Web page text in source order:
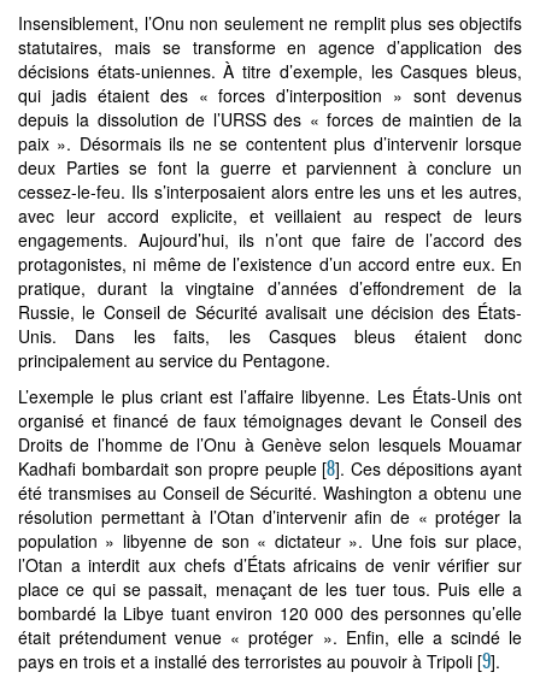
Insensiblement, l’Onu non seulement ne remplit plus ses objectifs
statutaires, mais se transforme en agence d’application des
décisions états-uniennes. À titre d’exemple, les Casques bleus,
qui jadis étaient des « forces d’interposition » sont devenus
depuis la dissolution de l’URSS des « forces de maintien de la
paix ». Désormais ils ne se contentent plus d’intervenir lorsque
deux Parties se font la guerre et parviennent à conclure un
cessez-le-feu. Ils s’interposaient alors entre les uns et les autres,
avec leur accord explicite, et veillaient au respect de leurs
engagements. Aujourd’hui, ils n’ont que faire de l’accord des
protagonistes, ni même de l’existence d’un accord entre eux. En
pratique, durant la vingtaine d’années d’effondrement de la
Russie, le Conseil de Sécurité avalisait une décision des États-
Unis. Dans les faits, les Casques bleus étaient donc
principalement au service du Pentagone.
L’exemple le plus criant est l’affaire libyenne. Les États-Unis ont
organisé et financé de faux témoignages devant le Conseil des
Droits de l’homme de l’Onu à Genève selon lesquels Mouamar
Kadhafi bombardait son propre peuple[8]. Ces dépositions ayant
été transmises au Conseil de Sécurité. Washington a obtenu une
résolution permettant à l’Otan d’intervenir afin de « protéger la
population » libyenne de son « dictateur ». Une fois sur place,
l’Otan a interdit aux chefs d’États africains de venir vérifier sur
place ce qui se passait, menaçant de les tuer tous. Puis elle a
bombardé la Libye tuant environ 120 000 des personnes qu’elle
était prétendument venue « protéger ». Enfin, elle a scindé le
pays en trois et a installé des terroristes au pouvoir à Tripoli [9].